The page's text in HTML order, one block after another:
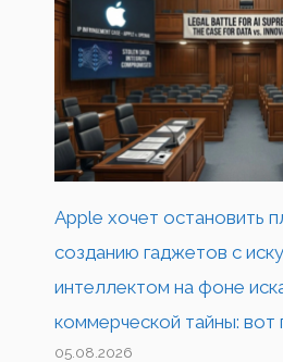
Apple хочет остановить
созданию гаджетов с
интеллектом на фоне
коммерческой тайны: вот
05.08.2026